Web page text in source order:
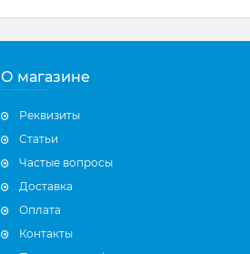
О магазине
Реквизиты
Статьи
Частые вопросы
Доставка
Оплата
Контакты